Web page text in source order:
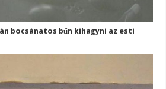
bocsánatos bűn kihagyni az esti